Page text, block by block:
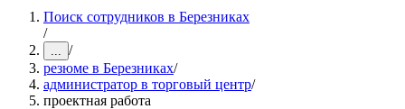
Поиск сотрудников в Березниках
/
... /
резюме в Березниках/
администратор в торговый центр/
проектная работа